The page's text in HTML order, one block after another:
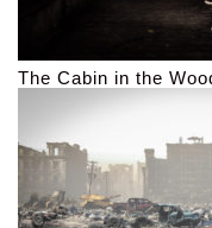
The Cabin in the